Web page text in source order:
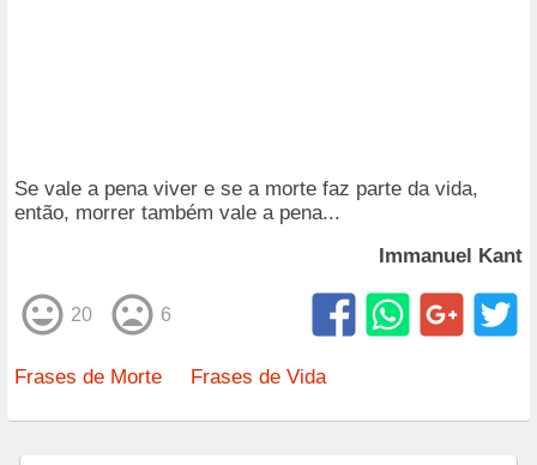
Se vale a pena viver e se a morte faz parte da vida,
então, morrer também vale a pena...
Immanuel Kant
20 6
Frases de Morte Frases de Vida